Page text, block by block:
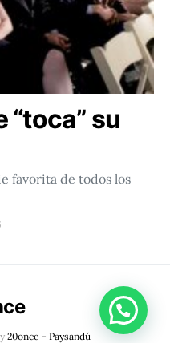
“toca” su
favorita de todos los
20once - Paysandú